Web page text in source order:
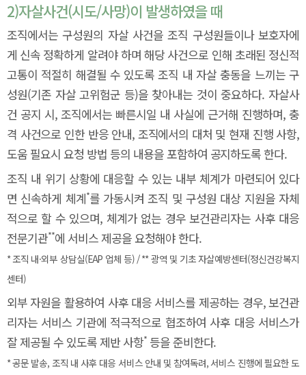
2)자살사건(시도/사망)이 발생하였을 때
조직에서는 구성원의 자살 사건을 조직 구성원들이나 보호자에
게 신속 정확하게 알려야 하며 해당 사건으로 인해 초래된 정신적
고통이 적절히 해결될 수 있도록 조직 내 자살 충동을 느끼는 구
성원(기존 자살 고위험군 등)을 찾아내는 것이 중요하다. 자살사
건 공지 시, 조직에서는 빠른시일 내 사실에 근거해 진행하며, 충
격 사건으로 인한 반응 안내, 조직에서의 대처 및 현재 진행 사항,
도움 필요시 요청 방법 등의 내용을 포함하여 공지하도록 한다.
조직 내 위기 상황에 대응할 수 있는 내부 체계가 마련되어 있다
면 신속하게 체계*를 가동시켜 조직 및 구성원 대상 지원을 자체
적으로 할 수 있으며, 체계가 없는 경우 보건관리자는 사후 대응
전문기관**에 서비스 제공을 요청해야 한다.
* 조직 내·외부 상담실(EAP 업체 등) / ** 광역 및 기초 자살예방센터(정신건강복지
센터)
외부 자원을 활용하여 사후 대응 서비스를 제공하는 경우, 보건관
리자는 서비스 기관에 적극적으로 협조하여 사후 대응 서비스가
잘 제공될 수 있도록 제반 사항*등을 준비한다.
* 공문 발송, 조직 내 사후 대응 서비스 안내 및 참여독려, 서비스 진행에 필요한 도